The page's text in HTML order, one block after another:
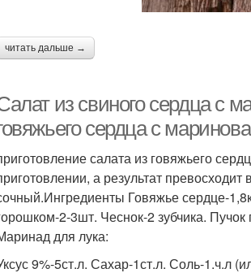
читать дальше →
из свиного сердца с
сердца с
салата из говяжьего
а результат
Говяжье сердце-
2-3шт. Чеснок-2 зубчика.
для лука:
9%-5ст.л. Сахар-1ст.л. Соль-1.ч.л